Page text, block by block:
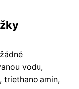
vodu,
triethanolamin,